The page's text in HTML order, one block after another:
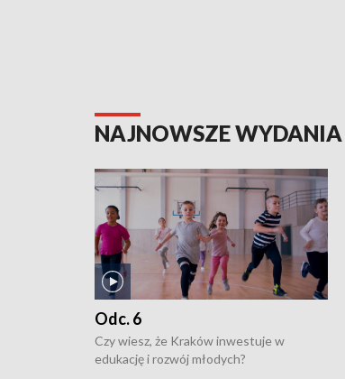
NAJNOWSZE
Odc. 6
Czy wiesz, że Kraków inwestuje w
edukację i rozwój młodych?